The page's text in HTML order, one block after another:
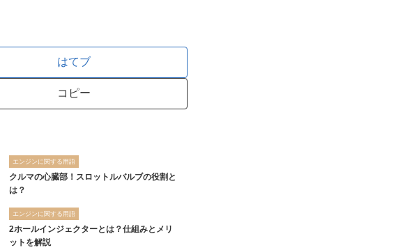
はてブ
コピー
エンジンに関する用語
クルマの心臓部！スロットルバルブの役割と
は？
エンジンに関する用語
2ホールインジェクターとは？仕組みとメリ
ットを解説